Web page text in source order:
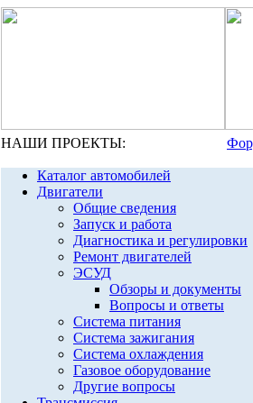
НАШИ ПРОЕКТЫ:
Каталог автомобилей
Двигатели
Общие сведения
Запуск и работа
Диагностика и регулировки
Ремонт двигателей
ЭСУД
Обзоры и документы
Вопросы и ответы
Система питания
Система зажигания
Система охлаждения
Газовое оборудование
Другие вопросы